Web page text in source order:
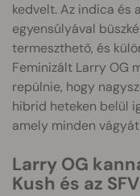
kedvelt. Az indica és
egyensúlyával
termeszthető, és
Feminizált Larry OG
repülnie, hogy
hibrid heteken belül
amely minden
Larry OG
Kush és az